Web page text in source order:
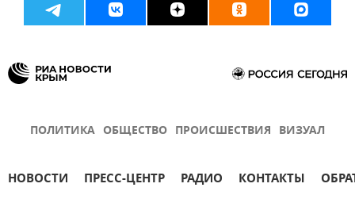
ПОЛИТИКА ОБЩЕСТВО ПРОИСШЕСТВИЯ ВИЗУАЛ
НОВОСТИ ПРЕСС-ЦЕНТР РАДИО КОНТАКТЫ